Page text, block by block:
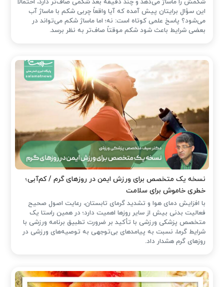
شکمش را ماساژ می‌دهد و چند دقیقه بعد شکمی صاف‌تر دارد، احتمالاً
این سؤال برایتان پیش آمده که آیا واقعاً چربی شکم با ماساژ آب
می‌شود؟ پاسخ علمی کوتاه است: نه؛ اما ماساژ شکم می‌تواند در
بعضی شرایط باعث شود شکم موقتاً صاف‌تر به نظر برسد.
نسخه یک متخصص برای ورزش ایمن در روزهای گرم / کم‌آبی؛
خطری خاموش برای سلامت
با افزایش دمای هوا و تشدید گرمای تابستان، رعایت اصول صحیح
فعالیت بدنی بیش از سایر روزها اهمیت دارد؛ در همین راستا یک
متخصص پزشکی ورزشی با تأکید بر ضرورت تطبیق برنامه ورزشی با
شرایط گرما، نسبت به پیامدهای بی‌توجهی به توصیه‌های ورزشی در
روزهای گرم هشدار داد.